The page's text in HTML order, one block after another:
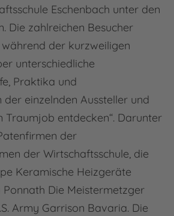
Eschenbach unter den
Die zahlreichen Besucher
der kurzweiligen
unterschiedliche
Praktika und
der einzelnden Aussteller und
Traumjob entdecken“. Darunter
der
der Wirtschaftsschule, die
Keramische Heizgeräte
Ponnath Die Meistermetzger
Army Garrison Bavaria. Die